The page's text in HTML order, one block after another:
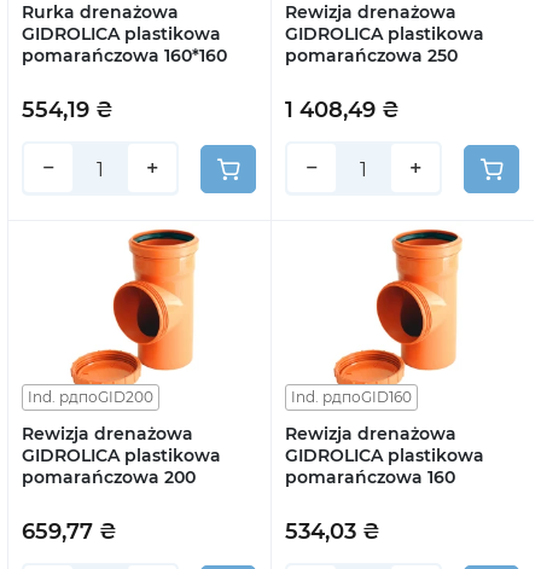
Rurka drenażowa
GIDROLICA plastikowa
pomarańczowa 160*160
554,19 ₴
− +
Rewizja drenażowa
GIDROLICA plastikowa
pomarańczowa 250
1 408,49 ₴
− +
Ind. рдпоGID200
Rewizja drenażowa
GIDROLICA plastikowa
pomarańczowa 200
659,77 ₴
Ind. рдпоGID160
Rewizja drenażowa
GIDROLICA plastikowa
pomarańczowa 160
534,03 ₴